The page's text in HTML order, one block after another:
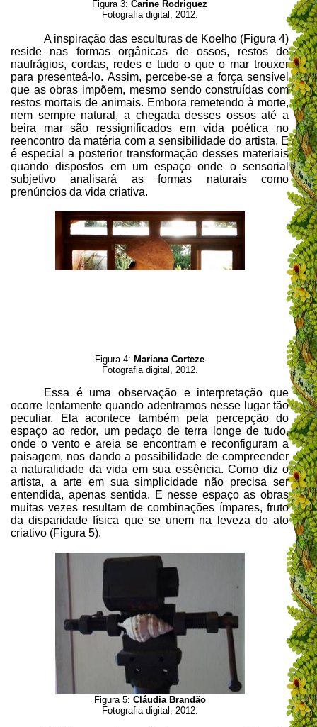
Figura 3: Carine Rodriguez
Fotografia digital, 2012.
A inspiração das esculturas de Koelho (Figura 4)
reside nas formas orgânicas de ossos, restos de
naufrágios, cordas, redes e tudo o que o mar trouxer
para presenteá-lo. Assim, percebe-se a força sensível
que as obras impõem, mesmo sendo construídas com
restos mortais de animais. Embora remetendo à morte,
nem sempre natural, a chegada desses ossos até a
beira mar são ressignificados em vida poética no
reencontro da matéria com a sensibilidade do artista. E
é especial a posterior transformação desses materiais
quando dispostos em um espaço onde o sensorial
subjetivo analisará as formas naturais como
prenúncios da vida criativa.
Figura 4: Mariana Corteze
Fotografia digital, 2012.
Essa é uma observação e interpretação que
ocorre lentamente quando adentramos nesse lugar tão
peculiar. Ela acontece também pela percepção do
espaço ao redor, um pedaço de terra longe de tudo,
onde o vento e areia se encontram e reconfiguram a
paisagem, nos dando a possibilidade de compreender
a naturalidade da vida em sua essência. Como diz o
artista, a arte em sua simplicidade não precisa ser
entendida, apenas sentida. E nesse espaço as obras
muitas vezes resultam de combinações ímpares, fruto
da disparidade física que se unem na leveza do ato
criativo (Figura 5).
Figura 5: Cláudia Brandão
Fotografia digital, 2012.